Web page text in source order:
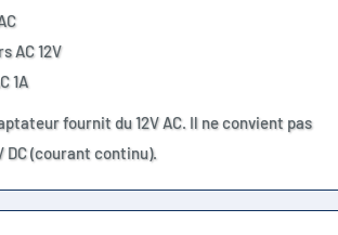
AC 12V
1A
fournit du 12V AC. Il ne convient pas
DC (courant continu).